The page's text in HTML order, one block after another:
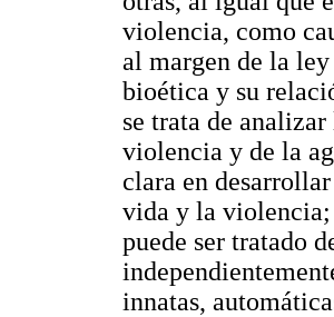
violencia, como
al margen de la
bioética y su
se trata de
violencia y de la
clara en
vida y la
puede ser tratado
innatas,